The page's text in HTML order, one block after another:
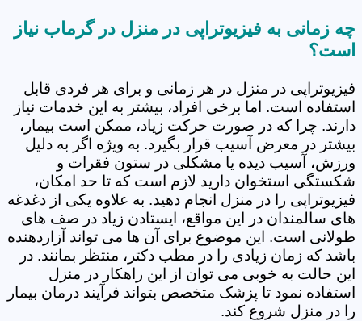
چه زمانی به فیزیوتراپی در منزل در گرماب نیاز
است؟
فیزیوتراپی در منزل در هر زمانی و برای هر فردی قابل
استفاده است. اما برخی افراد، بیشتر به این خدمات نیاز
دارند. چرا که در صورت حرکت زیاد، ممکن است بیمار،
بیشتر در معرض آسیب قرار بگیرد. به ویژه اگر به دلیل
ورزش، آسیب دیده یا مشکلی در ستون فقرات و
شکستگی استخوان دارید لازم است که تا حد امکان،
فیزیوتراپی را در منزل انجام دهید. به علاوه یکی از دغدغه
های سالمندان در این مواقع، ایستادن زیاد در صف های
طولانی است. این موضوع برای آن ها می تواند آزاردهنده
باشد که زمان زیادی را در مطب دکتر، منتظر بمانند. در
این حالت به خوبی می توان از این راهکار در منزل
استفاده نمود تا پزشک متخصص بتواند فرآیند درمان بیمار
را در منزل شروع کند.